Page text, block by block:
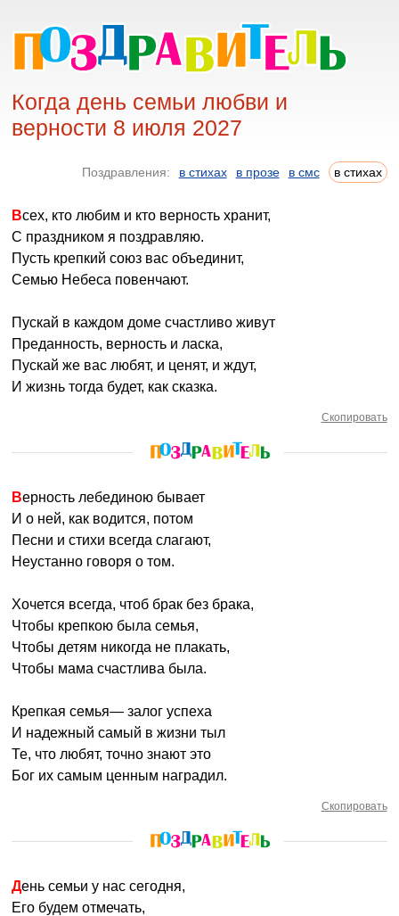
Когда день семьи любви и
верности 8 июля 2027
Поздравления: в стихах в прозе в смс в стихах
Всех, кто любим и кто верность хранит,
С праздником я поздравляю.
Пусть крепкий союз вас объединит,
Семью Небеса повенчают.
Пускай в каждом доме счастливо живут
Преданность, верность и ласка,
Пускай же вас любят, и ценят, и ждут,
И жизнь тогда будет, как сказка.
Скопировать
Верность лебединою бывает
И о ней, как водится, потом
Песни и стихи всегда слагают,
Неустанно говоря о том.
Хочется всегда, чтоб брак без брака,
Чтобы крепкою была семья,
Чтобы детям никогда не плакать,
Чтобы мама счастлива была.
Крепкая семья— залог успеха
И надежный самый в жизни тыл
Те, что любят, точно знают это
Бог их самым ценным наградил.
Скопировать
День семьи у нас сегодня,
Его будем отмечать,